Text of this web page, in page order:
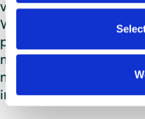
l
e
c
t
i
e
voorkomen vragen wij
Wanneer het gaat om
persoonsgegevens
moet je een kopie van
meesturen. Je kunt
instellingen van je